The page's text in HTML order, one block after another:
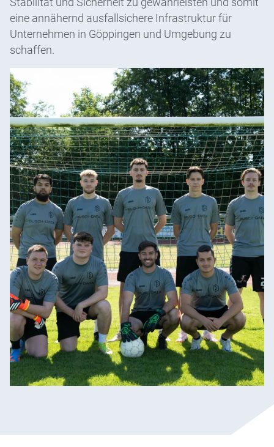
Stabilität und Sicherheit zu gewährleisten und somit
eine annähernd ausfallsichere Infrastruktur für
Unternehmen in Göppingen und Umgebung zu
schaffen.